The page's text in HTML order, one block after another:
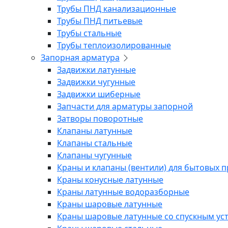
Трубы ПНД канализационные
Трубы ПНД питьевые
Трубы стальные
Трубы теплоизолированные
Запорная арматура
Задвижки латунные
Задвижки чугунные
Задвижки шиберные
Запчасти для арматуры запорной
Затворы поворотные
Клапаны латунные
Клапаны стальные
Клапаны чугунные
Краны и клапаны (вентили) для бытовых
Краны конусные латунные
Краны латунные водоразборные
Краны шаровые латунные
Краны шаровые латунные со спускным